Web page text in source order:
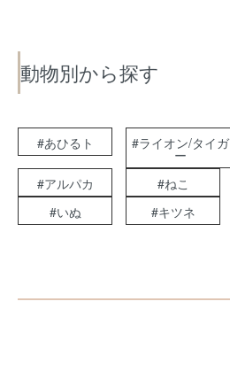
動物別から探す
#あひるト #ライオン/タイガ
ー
#アルパカ #ねこ
#いぬ
#キツネ